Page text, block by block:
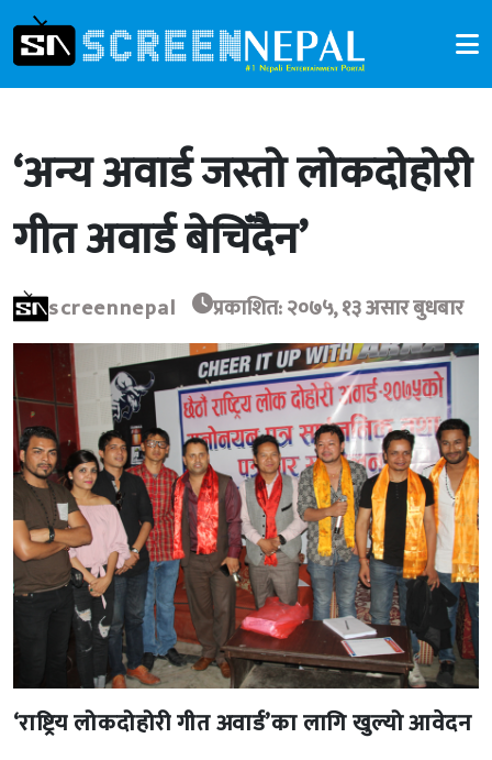
‘अन्य अवार्ड जस्तो लोकदोहोरी
गीत अवार्ड बेचिँदैन’
screennepal प्रकाशित: २०७५, १३ असार बुधबार
‘राष्ट्रिय लोकदोहोरी गीत अवार्ड’का लागि खुल्यो आवेदन